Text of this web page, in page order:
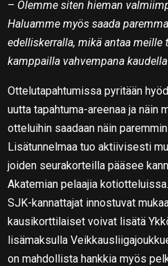
– Olemme siten hieman
Haluamme myös saada
edelliskerralla, mikä antaa
kamppailla vahvempana
Ottelutapahtumissa pyritään
uutta tapahtuma-areenaa ja näin
otteluihin saadaan näin
Lisätunnelmaa tuo aktiivisesti
joiden seurakorteilla pääsee
Akatemian pelaajia
SJK-kannattajat innostuvat
kausikorttilaiset voivat lisätä
lisämaksulla
on mahdollista hankkia myös